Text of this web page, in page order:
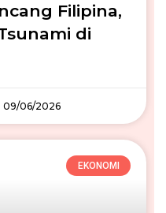
Filipina,
di
09/06/2026
EKONOMI